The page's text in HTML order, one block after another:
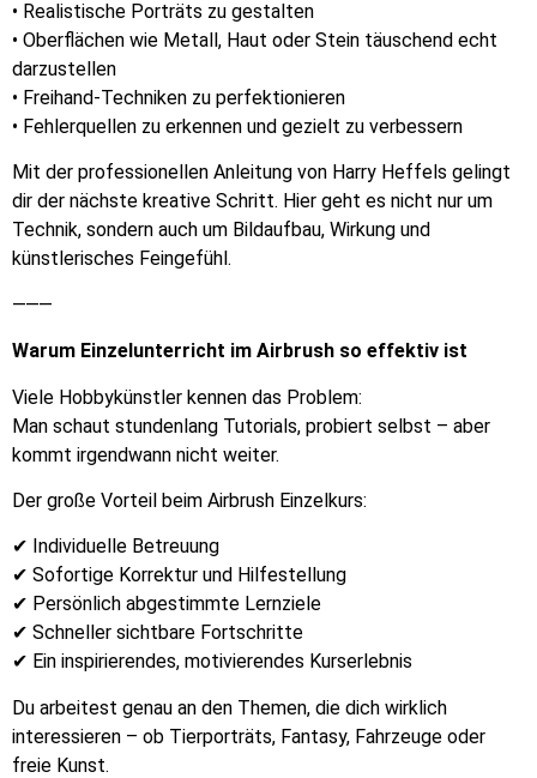
• Realistische Porträts zu gestalten
• Oberflächen wie Metall, Haut oder Stein täuschend echt
darzustellen
• Freihand-Techniken zu perfektionieren
• Fehlerquellen zu erkennen und gezielt zu verbessern
Mit der professionellen Anleitung von Harry Heffels gelingt
dir der nächste kreative Schritt. Hier geht es nicht nur um
Technik, sondern auch um Bildaufbau, Wirkung und
künstlerisches Feingefühl.
⸻
Warum Einzelunterricht im Airbrush so effektiv ist
Viele Hobbykünstler kennen das Problem:
Man schaut stundenlang Tutorials, probiert selbst – aber
kommt irgendwann nicht weiter.
Der große Vorteil beim Airbrush Einzelkurs:
✔ Individuelle Betreuung
✔ Sofortige Korrektur und Hilfestellung
✔ Persönlich abgestimmte Lernziele
✔ Schneller sichtbare Fortschritte
✔ Ein inspirierendes, motivierendes Kurserlebnis
Du arbeitest genau an den Themen, die dich wirklich
interessieren – ob Tierporträts, Fantasy, Fahrzeuge oder
freie Kunst.